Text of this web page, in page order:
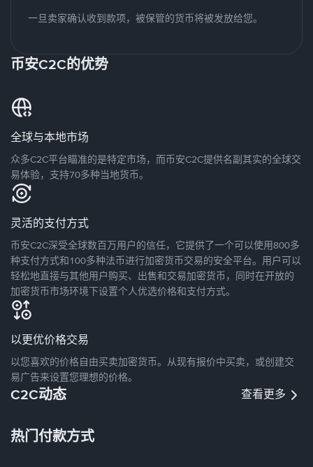
一旦卖家确认收到款项，被保管的货币将被发放给您。
币安C2C的优势
全球与本地市场
众多C2C平台瞄准的是特定市场，而币安C2C提供名副其实的全球交
易体验，支持70多种当地货币。
灵活的支付方式
币安C2C深受全球数百万用户的信任，它提供了一个可以使用800多
种支付方式和100多种法币进行加密货币交易的安全平台。用户可以
轻松地直接与其他用户购买、出售和交易加密货币，同时在开放的
加密货币市场环境下设置个人优选价格和支付方式。
以更优价格交易
以您喜欢的价格自由买卖加密货币。从现有报价中买卖，或创建交
易广告来设置您理想的价格。
C2C动态 查看更多
热门付款方式